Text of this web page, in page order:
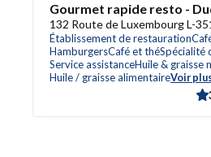
Gourmet rapide resto -
132 Route de Luxembourg L-
Établissement de restauration
HamburgersCafé et théSpécialité
Service assistanceHuile & graisse
Huile / graisse alimentaireVoir